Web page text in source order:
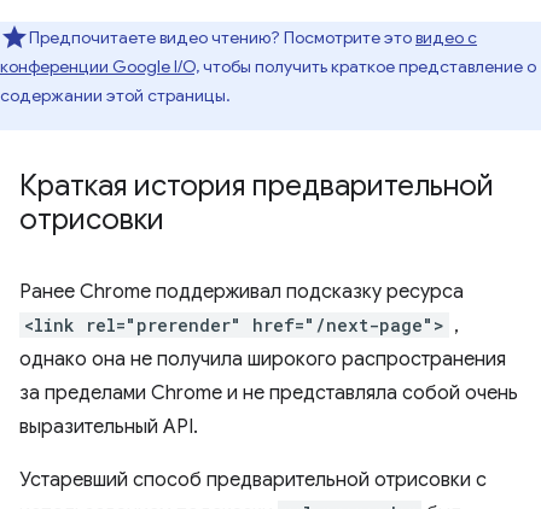
Предпочитаете видео чтению? Посмотрите этовидео с
конференции Google I/O,чтобы получить краткое представление о
содержании этой страницы.
Краткая история предварительной
отрисовки
Ранее Chrome поддерживал подсказку ресурса
<link rel="prerender" href="/next-page"> ,
однако она не получила широкого распространения
за пределами Chrome и не представляла собой очень
выразительный API.
Устаревший способ предварительной отрисовки с